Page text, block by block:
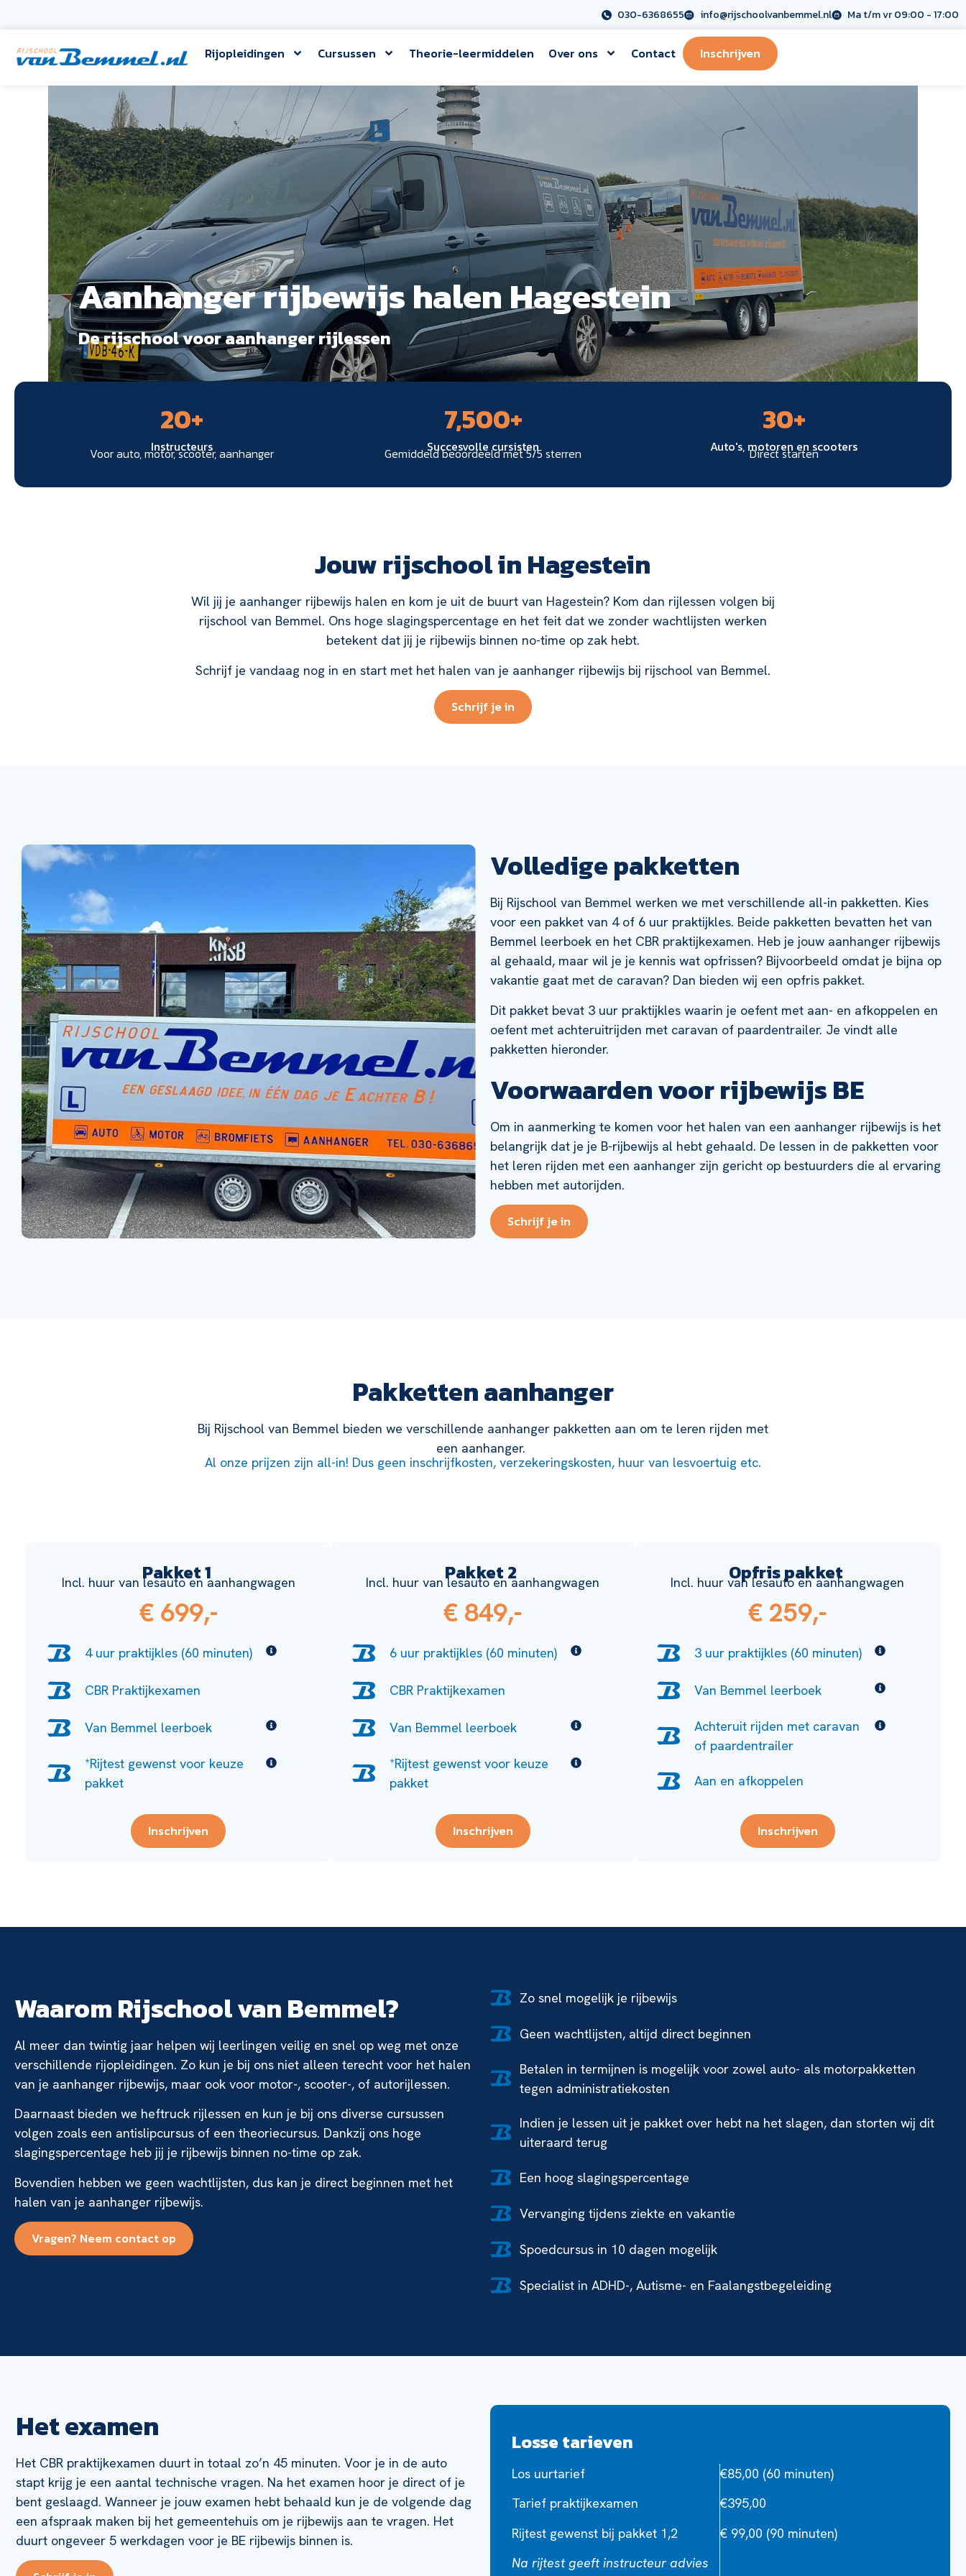
030-6368655 info@rijschoolvanbemmel.nl Ma t/m vr 09:00 - 17:00
Rijopleidingen Cursussen Theorie-leermiddelen Over ons Contact Inschrijven
Aanhanger rijbewijs halen Hagestein
De rijschool voor aanhanger rijlessen
Instructeurs
20+
Voor auto, motor, scooter, aanhanger Succesvolle cursisten
7,500+
Gemiddeld beoordeeld met 5/5 sterren Auto's, motoren en scooters
30+
Direct starten
Jouw rijschool in Hagestein
Wil jij je aanhanger rijbewijs halen en kom je uit de buurt van Hagestein? Kom dan rijlessen volgen bij
rijschool van Bemmel. Ons hoge slagingspercentage en het feit dat we zonder wachtlijsten werken
betekent dat jij je rijbewijs binnen no-time op zak hebt.
Schrijf je vandaag nog in en start met het halen van je aanhanger rijbewijs bij rijschool van Bemmel.
Schrijf je in
Volledige pakketten
Bij Rijschool van Bemmel werken we met verschillende all-in pakketten. Kies
voor een pakket van 4 of 6 uur praktijkles. Beide pakketten bevatten het van
Bemmel leerboek en het CBR praktijkexamen. Heb je jouw aanhanger rijbewijs
al gehaald, maar wil je je kennis wat opfrissen? Bijvoorbeeld omdat je bijna op
vakantie gaat met de caravan? Dan bieden wij een opfris pakket.
Dit pakket bevat 3 uur praktijkles waarin je oefent met aan- en afkoppelen en
oefent met achteruitrijden met caravan of paardentrailer. Je vindt alle
pakketten hieronder.
Voorwaarden voor rijbewijs BE
Om in aanmerking te komen voor het halen van een aanhanger rijbewijs is het
belangrijk dat je je B-rijbewijs al hebt gehaald. De lessen in de pakketten voor
het leren rijden met een aanhanger zijn gericht op bestuurders die al ervaring
hebben met autorijden.
Schrijf je in
Pakketten aanhanger
Bij Rijschool van Bemmel bieden we verschillende aanhanger pakketten aan om te leren rijden met
een aanhanger.
Al onze prijzen zijn all-in! Dus geen inschrijfkosten, verzekeringskosten, huur van lesvoertuig etc.
Pakket 1
Incl. huur van lesauto en aanhangwagen
€ 699,-
4 uur praktijkles (60 minuten)
CBR Praktijkexamen
Van Bemmel leerboek
*Rijtest gewenst voor keuze
pakket
Inschrijven
Pakket 2
Incl. huur van lesauto en aanhangwagen
€ 849,-
6 uur praktijkles (60 minuten)
CBR Praktijkexamen
Van Bemmel leerboek
*Rijtest gewenst voor keuze
pakket
Inschrijven
Opfris pakket
Incl. huur van lesauto en aanhangwagen
€ 259,-
3 uur praktijkles (60 minuten)
Van Bemmel leerboek
Achteruit rijden met caravan
of paardentrailer
Aan en afkoppelen
Inschrijven
Waarom Rijschool van Bemmel?
Al meer dan twintig jaar helpen wij leerlingen veilig en snel op weg met onze
verschillende rijopleidingen. Zo kun je bij ons niet alleen terecht voor het halen
van je aanhanger rijbewijs, maar ook voor motor-, scooter-, of autorijlessen.
Daarnaast bieden we heftruck rijlessen en kun je bij ons diverse cursussen
volgen zoals een antislipcursus of een theoriecursus. Dankzij ons hoge
slagingspercentage heb jij je rijbewijs binnen no-time op zak.
Bovendien hebben we geen wachtlijsten, dus kan je direct beginnen met het
halen van je aanhanger rijbewijs.
Vragen? Neem contact op
Zo snel mogelijk je rijbewijs
Geen wachtlijsten, altijd direct beginnen
Betalen in termijnen is mogelijk voor zowel auto- als motorpakketten
tegen administratiekosten
Indien je lessen uit je pakket over hebt na het slagen, dan storten wij dit
uiteraard terug
Een hoog slagingspercentage
Vervanging tijdens ziekte en vakantie
Spoedcursus in 10 dagen mogelijk
Specialist in ADHD-, Autisme- en Faalangstbegeleiding
Het examen
Het CBR praktijkexamen duurt in totaal zo’n 45 minuten. Voor je in de auto
stapt krijg je een aantal technische vragen. Na het examen hoor je direct of je
bent geslaagd. Wanneer je jouw examen hebt behaald kun je de volgende dag
een afspraak maken bij het gemeentehuis om je rijbewijs aan te vragen. Het
duurt ongeveer 5 werkdagen voor je BE rijbewijs binnen is.
Losse tarieven
Los uurtarief
€85,00 (60 minuten)
Tarief praktijkexamen
€395,00
Rijtest gewenst bij pakket 1,2
Na rijtest geeft instructeur advies
€ 99,00 (90 minuten)